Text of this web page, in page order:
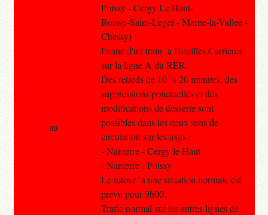
Poissy - Cergy Le Haut-
Boissy-Saint-Leger - Marne-la-Vallee -
Chessy) :
Panne d'un train `a Houilles Carrieres
sur la ligne A du RER.
Des retards de 10 `a 20 minutes, des
suppressions ponctuelles et des
modifications de desserte sont
possibles dans les deux sens de
circulation sur les axes :
- Nanterre - Cergy le Haut
- Nanterre - Poissy
Le retour `a une situation normale est
prevu pour 9h00.
Trafic normal sur les autres lignes de
au